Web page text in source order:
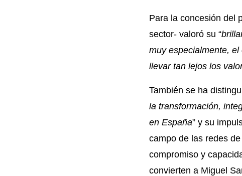
Para la concesión del
sector- valoró su “
muy especialmente,
llevar tan lejos los
También se ha
la transformación,
en España” y su
campo de las redes
compromiso y
convierten a Miguel